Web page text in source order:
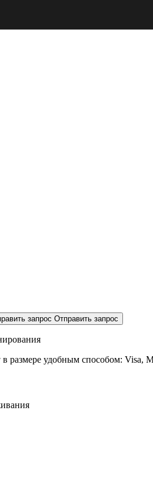
запрос Отправить запрос
размере удобным способом: Visa,